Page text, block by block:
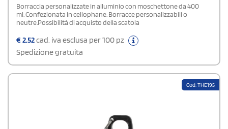
Borraccia personalizzate in alluminio con moschettone da 400
ml. Confezionata in cellophane. Borracce personalizzabili o
neutre.Possibilità di acquisto della scatola
€2,52cad. iva esclusa per 100 pz
Spedizione gratuita
Cod: THE195